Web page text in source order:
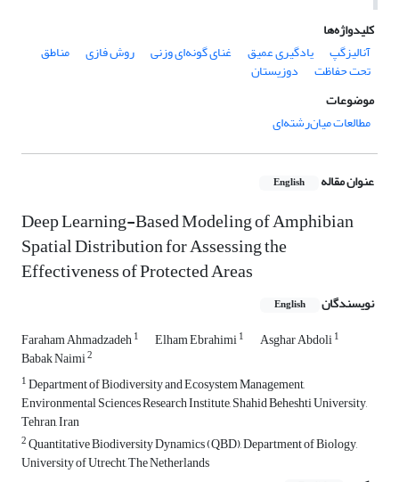
کلیدواژه‌ها
آنالیزگپ
یادگیری عمیق غنای گونه‌ای وزنی روش فازی مناطق
تحت حفاظت
دوزیستان
موضوعات
مطالعات میان‌رشته‌ای
عنوان مقاله English
Deep Learning-Based Modeling of Amphibian
Spatial Distribution for Assessing the
Effectiveness of Protected Areas
نویسندگان English
Faraham Ahmadzadeh1 Elham Ebrahimi1 Asghar Abdoli1
Babak Naimi2
1Department of Biodiversity and Ecosystem Management,
Environmental Sciences Research Institute, Shahid Beheshti University,
Tehran, Iran
2Quantitative Biodiversity Dynamics (QBD), Department of Biology,
University of Utrecht, The Netherlands